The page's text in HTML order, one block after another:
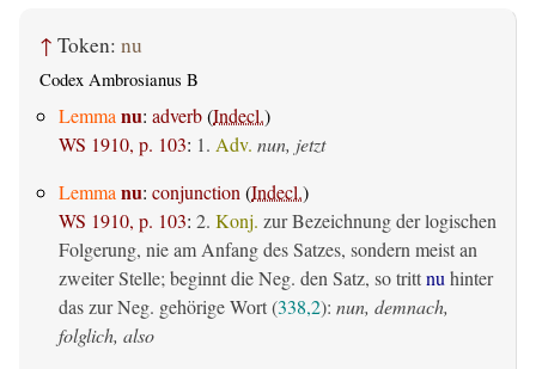
↑ Token: nu
Codex Ambrosianus B
Lemma nu: adverb(Indecl.)
WS 1910, p. 103: 1. Adv. nun, jetzt
Lemma nu: conjunction (Indecl.)
WS 1910, p. 103: 2. Konj. zur Bezeichnung der logischen
Folgerung, nie am Anfang des Satzes, sondern meist an
zweiter Stelle; beginnt die Neg. den Satz, so trittnu hinter
das zur Neg. gehörige Wort (338,2): nun, demnach,
folglich, also